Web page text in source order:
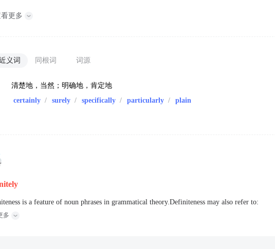
更多
义词 同根词 词源
清楚地，当然；明确地，肯定地
certainly / surely / specifically / particularly / plain
is a feature of noun phrases in grammatical theory.Definiteness may also refer to:
多